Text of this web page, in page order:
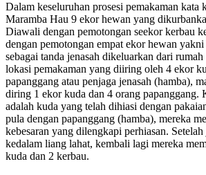
Dalam keseluruhan prosesi pemakaman kata
Maramba Hau 9 ekor hewan yang
Diawali dengan pemotongan seekor kerbau
dengan pemotongan empat ekor hewan
sebagai tanda jenasah dikeluarkan dari
lokasi pemakaman yang diiring oleh 4 ekor
papanggang atau penjaga jenasah (hamba),
diring 1 ekor kuda dan 4 orang papanggang.
adalah kuda yang telah dihiasi dengan
pula dengan papanggang (hamba), mereka
kebesaran yang dilengkapi perhiasan.
kedalam liang lahat, kembali lagi mereka
kuda dan 2 kerbau.